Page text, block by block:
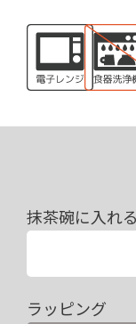
抹茶碗に入れ
ラッピング